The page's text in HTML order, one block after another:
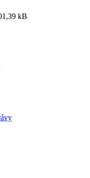
kB